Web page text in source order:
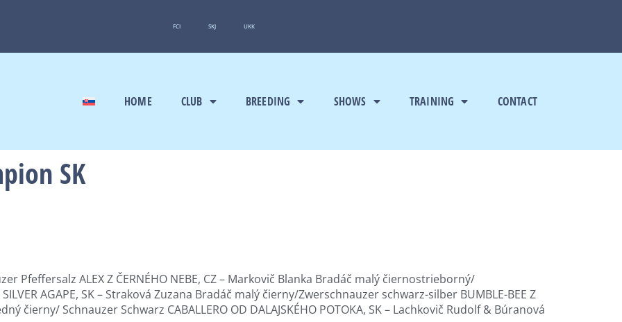
FCI SKJ UKK
HOME CLUB BREEDING SHOWS TRAINING CONTACT
SK
Pfeffersalz ALEX Z ČERNÉHO NEBE, CZ – Markovič Blanka Bradáč malý čiernostrieborný/
AGAPE, SK – Straková Zuzana Bradáč malý čierny/Zwerschnauzer schwarz-silber BUMBLE-BEE Z
čierny/ Schnauzer Schwarz CABALLERO OD DALAJSKÉHO POTOKA, SK – Lachkovič Rudolf & Búranová